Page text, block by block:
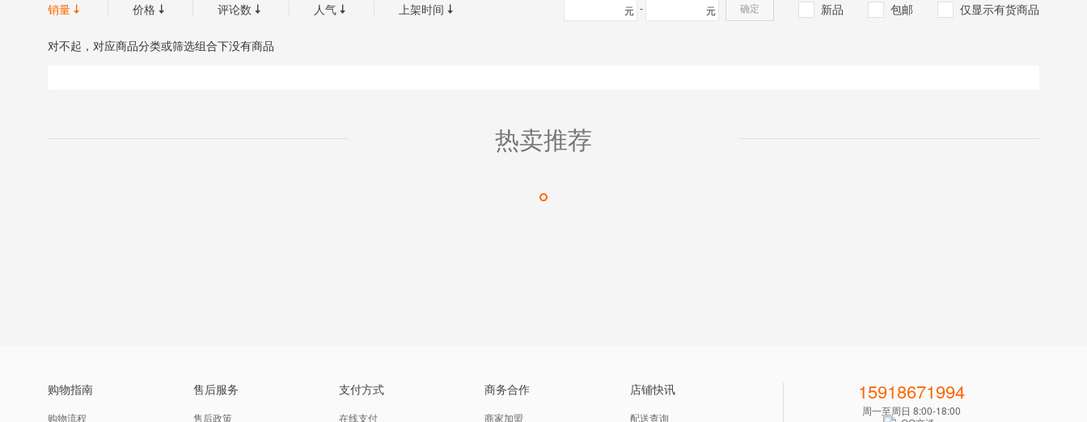
销量  价格  评论数  人气  上架时间  新品 包邮 仅显示有货商品
元 元
- 确定
对不起，对应商品分类或筛选组合下没有商品
热卖推荐
购物指南
购物流程
售后服务
售后政策
支付方式
在线支付
商务合作
商家加盟
店铺快讯
配送查询
15918671994
周一至周日 8:00-18:00